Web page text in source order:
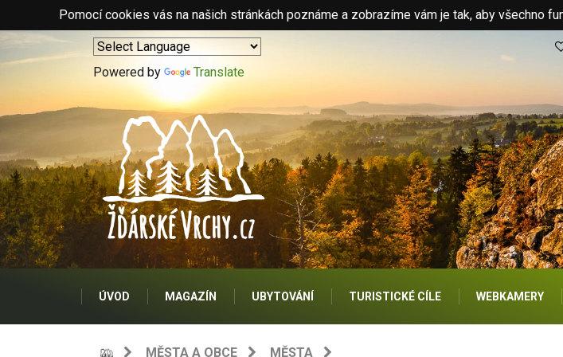
Pomocí cookies vás na našich stránkách poznáme a zobrazíme vám je tak, aby všechno
Powered by Translate
ÚVOD MAGAZÍN UBYTOVÁNÍ TURISTICKÉ CÍLE WEBKAMERY
MĚSTA A OBCE MĚSTA